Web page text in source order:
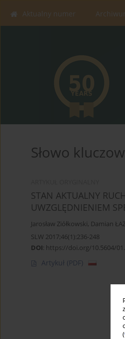
(
Aktualny numer
Słowo
STAN AKTUALNY
UWZGLĘDNIENIEM
Jarosław Ziółkowski, Damian
SLW 2017;46(1):236-248
DOI: https://doi.org/10.5604/
Artykuł (PDF)